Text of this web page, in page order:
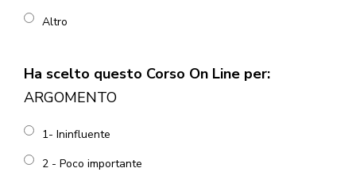
Altro
Ha scelto questo Corso On Line per:
ARGOMENTO
1- Ininfluente
2 - Poco importante